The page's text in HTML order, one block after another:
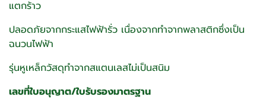
แตกร้าว
ปลอดภัยจากกระแสไฟฟ้ารั่ว เนื่องจากทำจากพลาสติกซึ่งเป็น
ฉนวนไฟฟ้า
รุ่นหูเหล็กวัสดุทำจากสแตนเลสไม่เป็นสนิม
เลขที่ใบอนุญาต/ใบรับรองมาตรฐาน